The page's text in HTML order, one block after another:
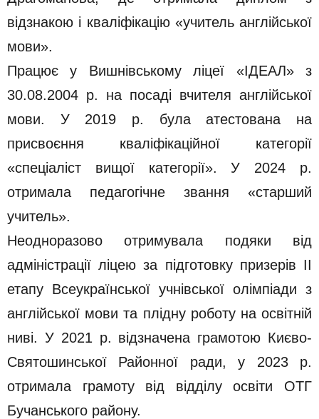
відзнакою і кваліфікацію «учитель англійської
мови».
Працює у Вишнівському ліцеї «ІДЕАЛ» з
30.08.2004 р. на посаді вчителя англійської
мови. У 2019 р. була атестована на
присвоєння кваліфікаційної категорії
«спеціаліст вищої категорії». У 2024 р.
отримала педагогічне звання «старший
учитель».
Неодноразово отримувала подяки від
адміністрації ліцею за підготовку призерів ІІ
етапу Всеукраїнської учнівської олімпіади з
англійської мови та плідну роботу на освітній
ниві. У 2021 р. відзначена грамотою Києво-
Святошинської Районної ради, у 2023 р.
отримала грамоту від відділу освіти ОТГ
Бучанського району.